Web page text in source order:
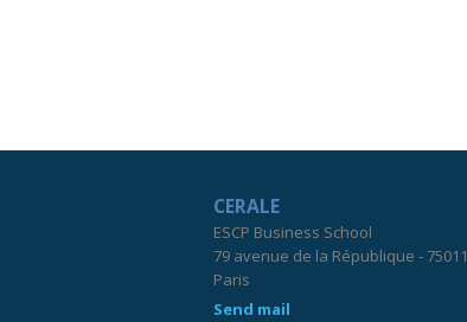
CERALE
ESCP Business School
79 avenue de la République - 75011
Paris
Send mail